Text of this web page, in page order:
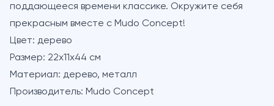
поддающееся времени классике. Окружите себя
прекрасным вместе с Mudo Concept!
Цвет: дерево
Размер: 22х11х44 см
Материал: дерево, металл
Производитель: Mudo Concept